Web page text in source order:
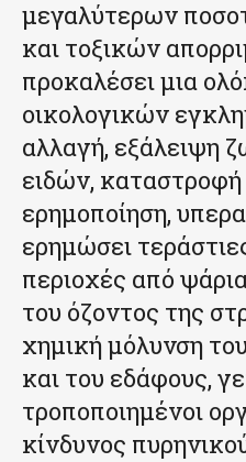
μεγαλύτερων
και τοξικών
προκαλέσει μια
οικολογικών
αλλαγή, εξάλειψη
ειδών,
ερημοποίηση,
ερημώσει
περιοχές από
του όζοντος της
χημική μόλυνση
και του εδάφους,
τροποποιημένοι
κίνδυνος